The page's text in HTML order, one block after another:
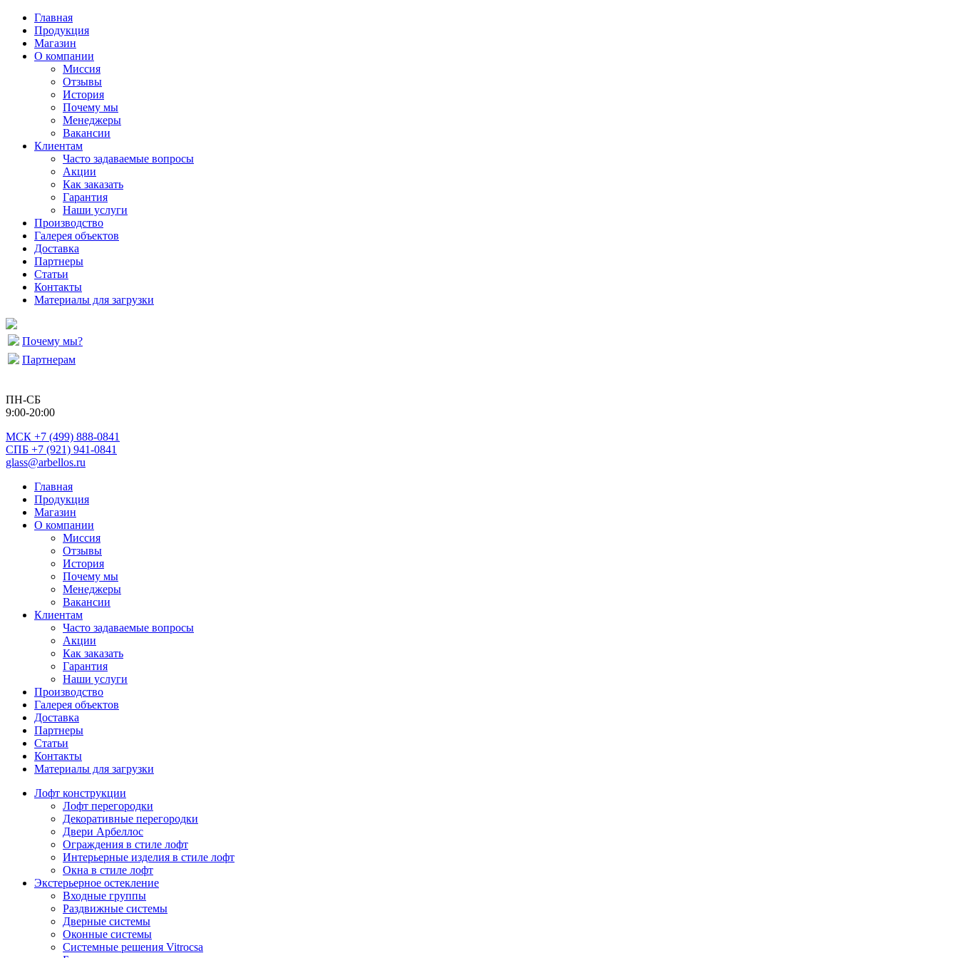
Главная
Продукция
Магазин
О компании
Миссия
Отзывы
История
Почему мы
Менеджеры
Вакансии
Клиентам
Часто задаваемые вопросы
Акции
Как заказать
Гарантия
Наши услуги
Производство
Галерея объектов
Доставка
Партнеры
Статьи
Контакты
Материалы для загрузки
Почему мы?
Партнерам
ПН-СБ
9:00-20:00
МСК +7 (499) 888-0841
СПБ +7 (921) 941-0841
glass@arbellos.ru
Главная
Продукция
Магазин
О компании
Миссия
Отзывы
История
Почему мы
Менеджеры
Вакансии
Клиентам
Часто задаваемые вопросы
Акции
Как заказать
Гарантия
Наши услуги
Производство
Галерея объектов
Доставка
Партнеры
Статьи
Контакты
Материалы для загрузки
Лофт конструкции
Лофт перегородки
Декоративные перегородки
Двери Арбеллос
Ограждения в стиле лофт
Интерьерные изделия в стиле лофт
Окна в стиле лофт
Экстерьерное остекление
Входные группы
Раздвижные системы
Дверные системы
Оконные системы
Системные решения Vitrocsa